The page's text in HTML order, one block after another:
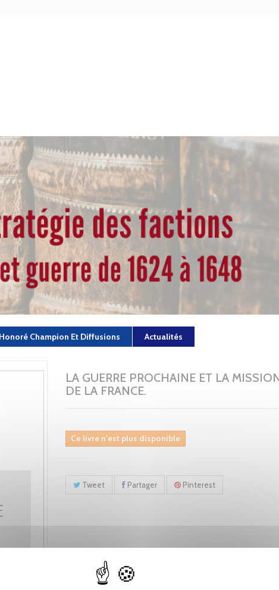
Honoré Champion Et Diffusions Actualités
LA GUERRE PROCHAINE ET LA
DE LA FRANCE.
Ce livre n'est plus disponible
Tweet Partager Pinterest